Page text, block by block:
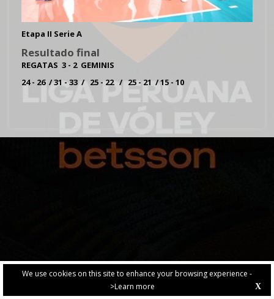
We use cookies on this site to enhance your browsing experience -
>Learn more
X
Etapa II Serie A
Resultado final
REGATAS 3 - 2 GEMINIS
24 - 26 / 31 - 33 / 25 - 22 / 25 - 21 / 15 - 10